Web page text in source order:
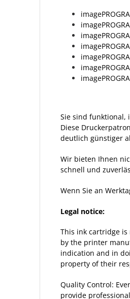
Sie sind funktional,
Diese
deutlich günstiger
Wir bieten Ihnen
schnell und
Wenn Sie an
Legal notice:
This ink cartridge
by the printer
indication and in
property of their
Quality Control:
provide